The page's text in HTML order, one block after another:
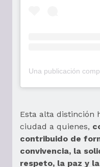
Esta alta distinción
ciudad a quienes,
contribuido de
convivencia, la
respeto, la paz y